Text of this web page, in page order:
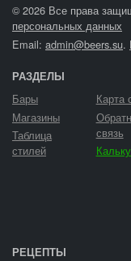
© 2026 Все права
персональных данных
Email: admin@beers.su.
РАЗДЕЛЫ
Бары
Магазины
Таблица
стилей
Карта
связь
РЕЦЕПТЫ